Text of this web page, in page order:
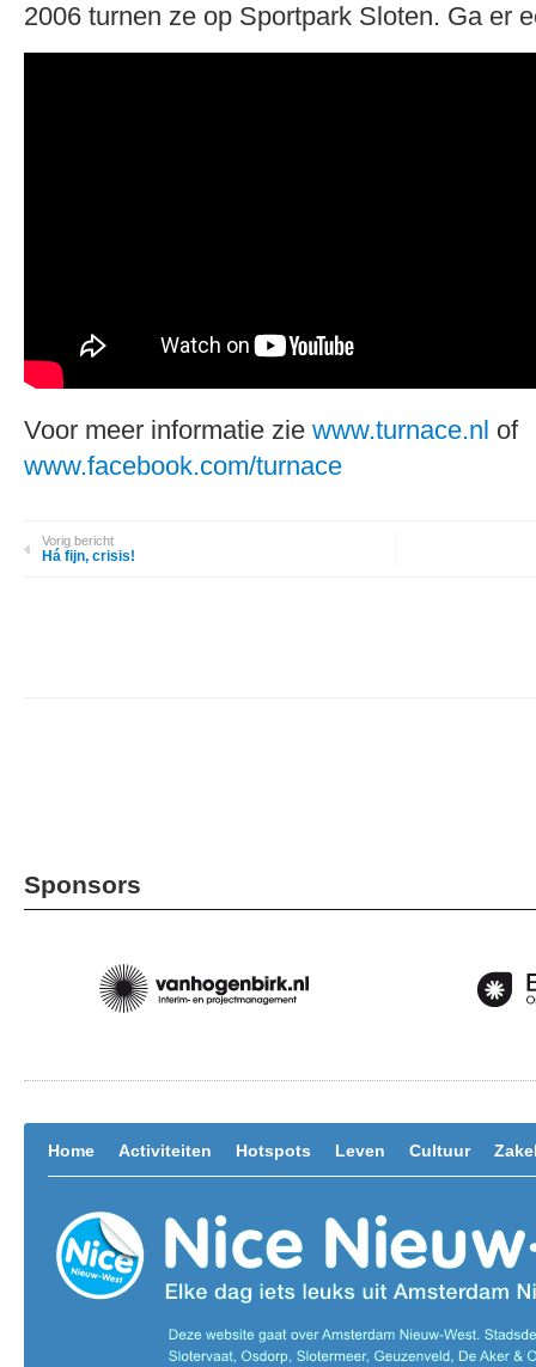
2006 turnen ze op Sportpark Sloten. Ga er
Voor meer informatie zie www.turnace.nl of
www.facebook.com/turnace
Vorig bericht
Há fijn, crisis!
Sponsors
Home Activiteiten Hotspots Leven Cultuur